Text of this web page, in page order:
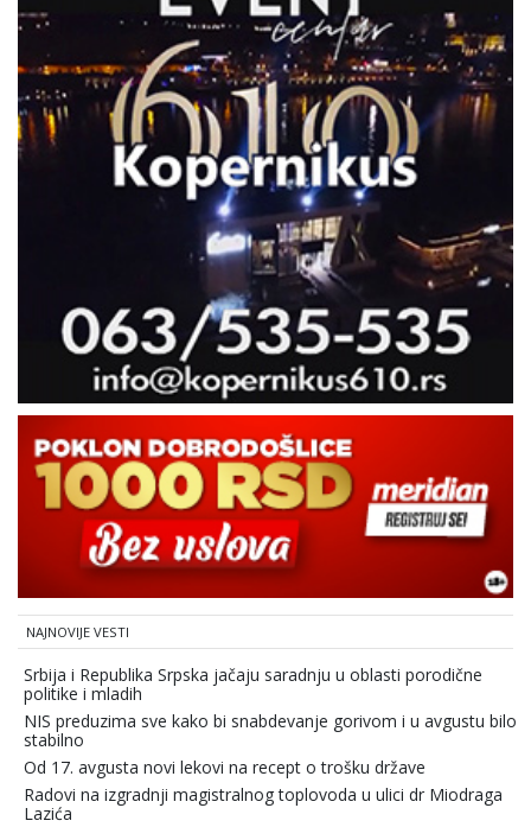
NAJNOVIJE VESTI
Srbija i Republika Srpska jačaju saradnju u oblasti porodične
politike i mladih
NIS preduzima sve kako bi snabdevanje gorivom i u avgustu bilo
stabilno
Od 17. avgusta novi lekovi na recept o trošku države
Radovi na izgradnji magistralnog toplovoda u ulici dr Miodraga
Lazića